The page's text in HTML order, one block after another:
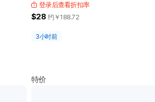
登录后查看折扣率
$28 约￥188.72
3小时前
特价